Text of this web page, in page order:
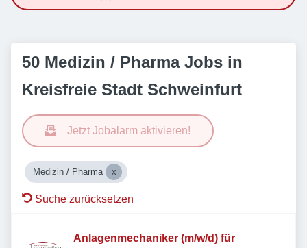
50 Medizin / Pharma Jobs in
Kreisfreie Stadt Schweinfurt
Jetzt Jobalarm aktivieren!
Medizin / Pharma
Suche zurücksetzen
Anlagenmechaniker (m/w/d) für